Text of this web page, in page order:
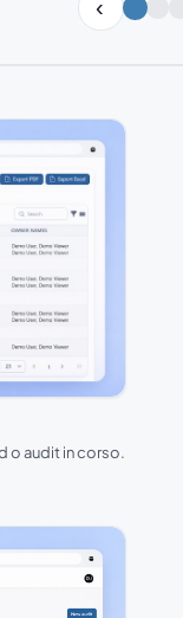
o audit in corso.